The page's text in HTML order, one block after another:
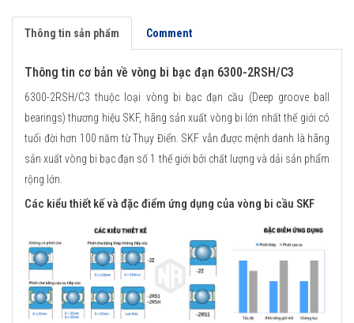
Thông tin sản phẩm Comment
Thông tin cơ bản về vòng bi bạc đạn 6300-2RSH/C3
6300-2RSH/C3 thuộc loại vòng bi bạc đạn cầu (Deep groove ball
bearings) thương hiệu SKF, hãng sản xuất vòng bi lớn nhất thế giới có
tuổi đời hơn 100 năm từ Thụy Điển. SKF vẫn được mệnh danh là hãng
sản xuất vòng bi bạc đạn số 1 thế giới bởi chất lượng và dải sản phẩm
rộng lớn.
Các kiểu thiết kế và đặc điểm ứng dụng của vòng bi cầu SKF